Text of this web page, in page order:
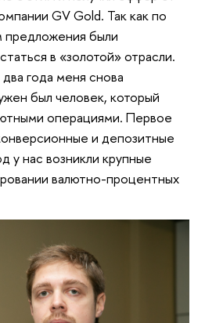
GV Gold. Так как по
предложения были
в «золотой» отрасли.
года меня снова
был человек, который
операциями. Первое
и депозитные
у нас возникли крупные
валютно-процентных